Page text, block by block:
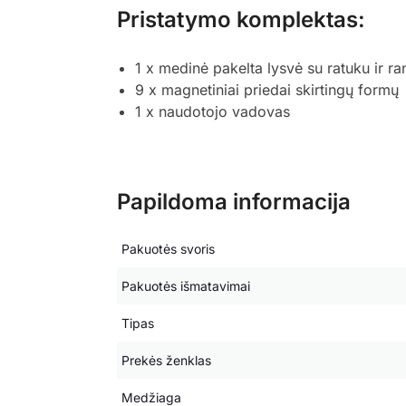
Pristatymo komplektas:
1 x medinė pakelta lysvė su ratuku ir
9 x magnetiniai priedai skirtingų formų
1 x naudotojo vadovas
Papildoma informacija
Pakuotės svoris
Pakuotės išmatavimai
Tipas
Prekės ženklas
Medžiaga